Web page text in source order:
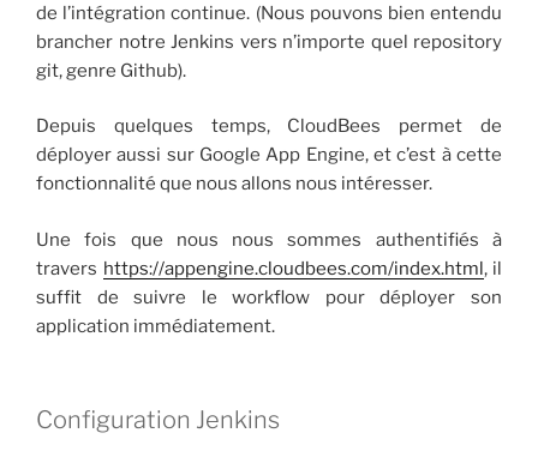
de l’intégration continue. (Nous pouvons bien entendu
brancher notre Jenkins vers n’importe quel repository
git, genre Github).
Depuis quelques temps, CloudBees permet de
déployer aussi sur Google App Engine, et c’est à cette
fonctionnalité que nous allons nous intéresser.
Une fois que nous nous sommes authentifiés à
travers https://appengine.cloudbees.com/index.html, il
suffit de suivre le workflow pour déployer son
application immédiatement.
Configuration Jenkins